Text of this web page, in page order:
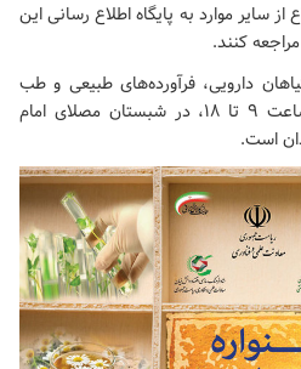
سایر موارد به پایگاه اطلاع رسانی این
مراجعه کنند.
دارویی، فرآورده‌های طبیعی و طب
مصلای امام
است.